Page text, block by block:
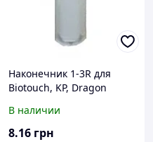
Наконечник 1-3R для
Biotouch, KP, Dragon
В наличии
8.16 грн